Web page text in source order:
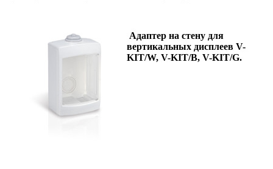
Адаптер на стену для
вертикальных дисплеев V-
KIT/W, V-KIT/B, V-KIT/G.